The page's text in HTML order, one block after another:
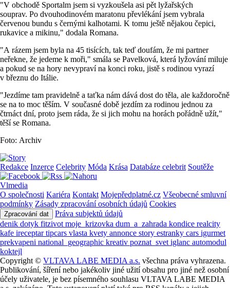
"V obchodě Sportalm jsem si vyzkoušela asi pět lyžařských
souprav. Po dvouhodinovém maratonu převlékání jsem vybrala
červenou bundu s černými kalhotami. K tomu ještě nějakou čepici,
rukavice a mikinu," dodala Romana.
"A rázem jsem byla na 45 tisících, tak teď doufám, že mi partner
neřekne, že jedeme k moři," smála se Pavelková, která lyžování miluje
a pokud se na hory nevypraví na konci roku, jistě s rodinou vyrazí
v březnu do Itálie.
"Jezdíme tam pravidelně a taťka nám dává dost do těla, ale každoročně
se na to moc těším. V současné době jezdím za rodinou jednou za
čtrnáct dní, proto jsem ráda, že si jich mohu na horách pořádně užít,"
těší se Romana.
Foto: Archiv
Redakce Inzerce Celebrity Móda Krása Databáze celebrit Soutěže
Vlmedia
O společnosti Kariéra Kontakt Mojepředplatné.cz Všeobecné smluvní
podmínky Zásady zpracování osobních údajů Cookies
Zpracování dat
Práva subjektů údajů
denik dotyk fitzivot moje_krizovka dum_a_zahrada kondice realcity
kafe ireceptartipcars vlasta kvety annonce story estranky cars igurmet
prekvapeni national_geographic kreativ poznat_svet iglanc automodul
koktejl
Copyright © VLTAVA LABE MEDIA a.s. všechna práva vyhrazena.
Publikování, šíření nebo jakékoliv jiné užití obsahu pro jiné než osobní
účely uživatele, je bez písemného souhlasu VLTAVA LABE MEDIA